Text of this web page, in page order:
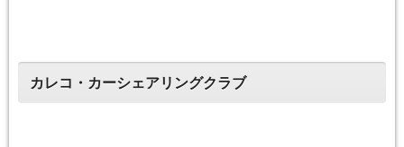
カレコ・カーシェアリングクラブ